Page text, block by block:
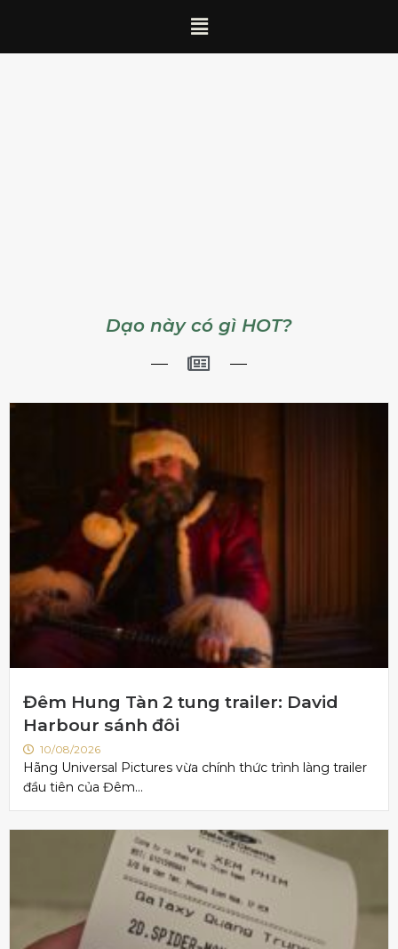
Dạo này có gì HOT?
Đêm Hung Tàn 2 tung trailer: David
Harbour sánh đôi
10/08/2026
Hãng Universal Pictures vừa chính thức trình làng trailer
đầu tiên của Đêm...